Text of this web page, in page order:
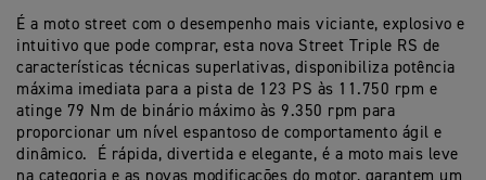
É a moto street com o desempenho mais viciante, explosivo e
intuitivo que pode comprar, esta nova Street Triple RS de
características técnicas superlativas, disponibiliza potência
máxima imediata para a pista de 123 PS às 11.750 rpm e
atinge 79 Nm de binário máximo às 9.350 rpm para
proporcionar um nível espantoso de comportamento ágil e
dinâmico. É rápida, divertida e elegante, é a moto mais leve
na categoria e as novas modificações do motor, garantem um